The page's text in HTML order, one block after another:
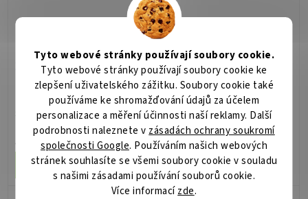
Tyto webové stránky používají soubory cookie.
Tyto webové stránky používají soubory cookie ke
zlepšení uživatelského zážitku. Soubory cookie také
používáme ke shromažďování údajů za účelem
personalizace a měření účinnosti naší reklamy. Další
podrobnosti naleznete v zásadách ochrany soukromí
společnosti Google. Používáním našich webových
stránek souhlasíte se všemi soubory cookie v souladu
s našimi zásadami používání souborů cookie.
Více informacízde.
Zarážky na boilies (hnědé
- 2x100ks)
Skladem(>5 ks)
45 Kč/ ks
Do košíku
Classic boilie rig Easy s
očkem vel. 2 camo
Skladem(>5 ks)
59 Kč/ ks
Do košíku